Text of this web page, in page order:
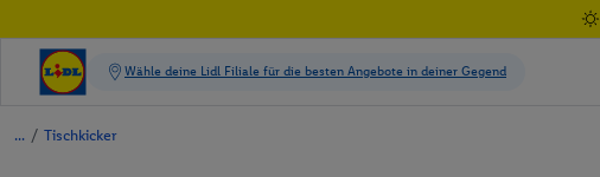
/ Tischkicker